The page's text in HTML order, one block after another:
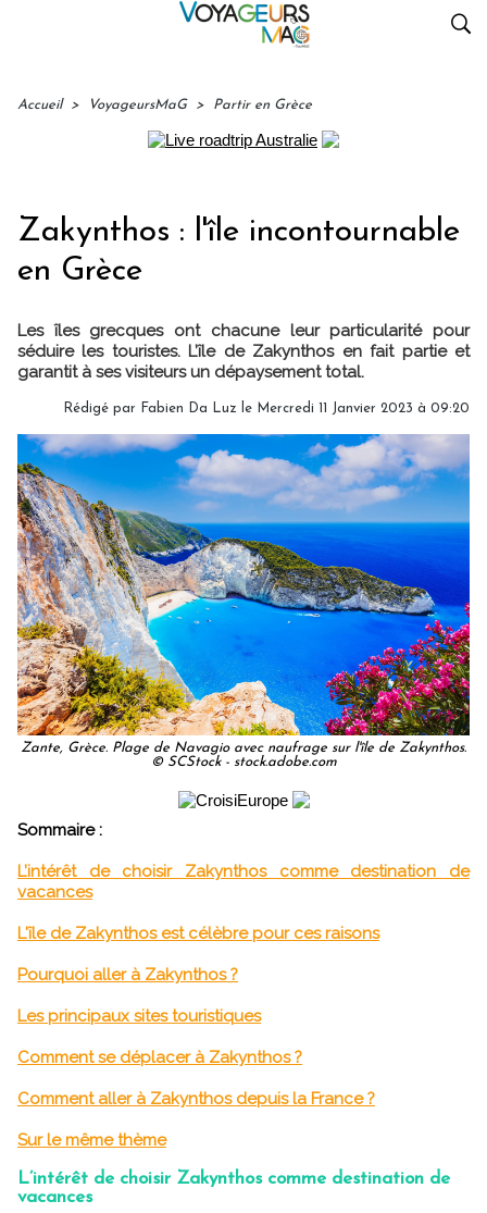
Accueil > VoyageursMaG > Partir en Grèce
Zakynthos : l'île incontournable
en Grèce
Les îles grecques ont chacune leur particularité pour
séduire les touristes. L’île de Zakynthos en fait partie et
garantit à ses visiteurs un dépaysement total.
Rédigé par Fabien Da Luz le Mercredi 11 Janvier 2023 à 09:20
Zante, Grèce. Plage de Navagio avec naufrage sur l'île de Zakynthos.
© SCStock - stock.adobe.com
Sommaire :
L’intérêt de choisir Zakynthos comme destination de
vacances
L'île de Zakynthos est célèbre pour ces raisons
Pourquoi aller à Zakynthos ?
Les principaux sites touristiques
Comment se déplacer à Zakynthos ?
Comment aller à Zakynthos depuis la France ?
Sur le même thème
L’intérêt de choisir Zakynthos comme destination de
vacances